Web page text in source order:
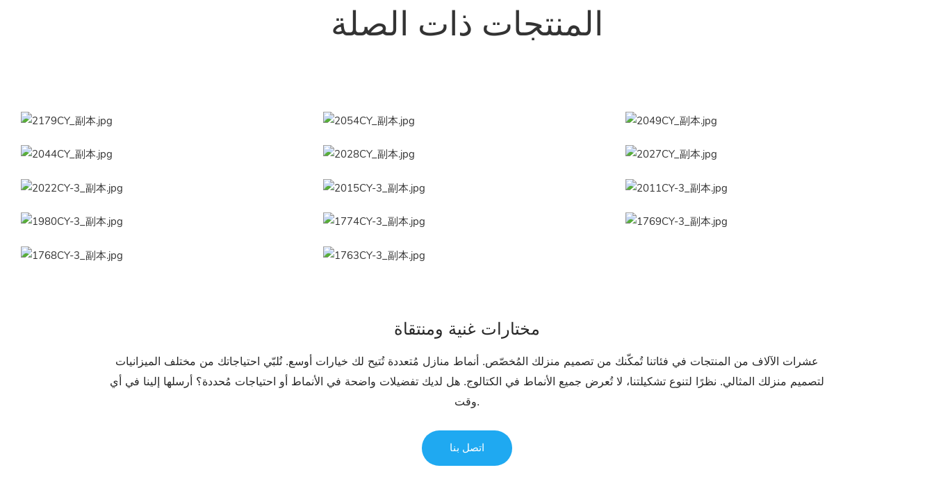
المنتجات ذات الصلة
مختارات غنية ومنتقاة
عشرات الآلاف من المنتجات في فئاتنا تُمكّنك من تصميم منزلك المُخصّص. أنماط منازل مُتعددة تُتيح لك خيارات أوسع. نُلبّي احتياجاتك من مختلف الميزانيات
لتصميم منزلك المثالي. نظرًا لتنوع تشكيلتنا، لا تُعرض جميع الأنماط في الكتالوج. هل لديك تفضيلات واضحة في الأنماط أو احتياجات مُحددة؟ أرسلها إلينا في أي
وقت.
اتصل بنا